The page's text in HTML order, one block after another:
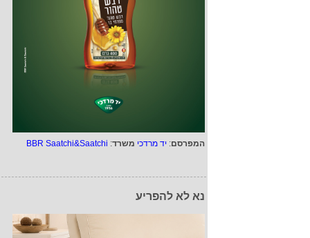
המפרסם: יד מרדכי משרד:
BBR Saatchi&Saatchi
נא לא להפריע